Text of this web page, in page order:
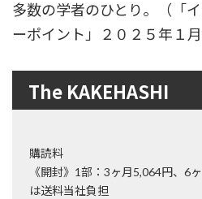
多数の学者のひとり。（「
ーポイント」２０２５年１月
The KAKEHASHI
購読料
《開封》1部：3ヶ月5,064円、
は送料当社負担